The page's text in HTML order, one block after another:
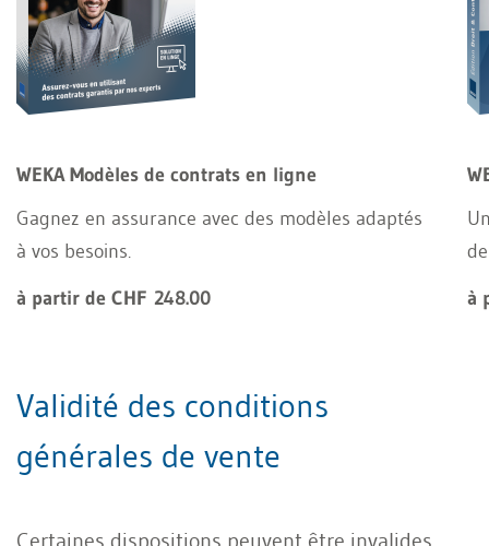
WEKA Modèles de contrats en ligne
Gagnez en assurance avec des modèles adaptés
à vos besoins.
à partir de CHF 248.00
à
Validité des conditions
générales de vente
Certaines dispositions peuvent être invalides